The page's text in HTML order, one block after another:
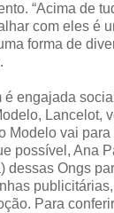
“Acima de
com eles é
forma de
é engajada
Lancelot,
Modelo vai
possível, Ana
dessas Ongs
Para